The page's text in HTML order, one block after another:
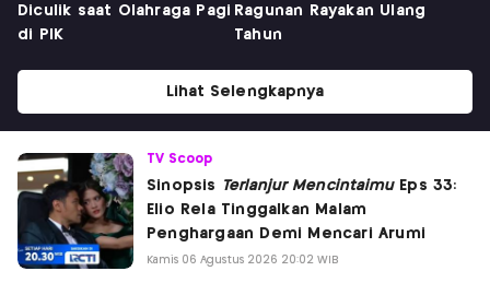
Diculik saat Olahraga Pagi
di PIK
Ragunan Rayakan Ulang
Tahun
Lihat Selengkapnya
TV Scoop
Sinopsis Terlanjur MencintaimuEps 33:
Elio Rela Tinggalkan Malam
Penghargaan Demi Mencari Arumi
Kamis 06 Agustus 2026 20:02 WIB